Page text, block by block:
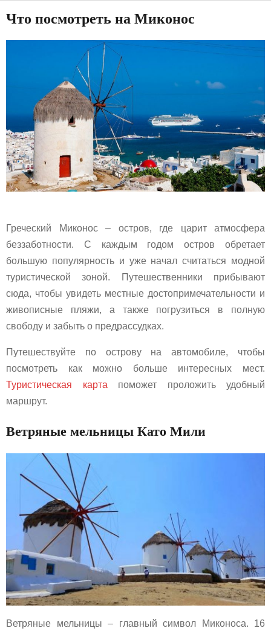
Что посмотреть на Миконос
Греческий Миконос – остров, где царит атмосфера
беззаботности. С каждым годом остров обретает
большую популярность и уже начал считаться модной
туристической зоной. Путешественники прибывают
сюда, чтобы увидеть местные достопримечательности и
живописные пляжи, а также погрузиться в полную
свободу и забыть о предрассудках.
Путешествуйте по острову на автомобиле, чтобы
посмотреть как можно больше интересных мест.
Туристическая карта поможет проложить удобный
маршрут.
Ветряные мельницы Като Мили
Ветряные мельницы – главный символ Миконоса. 16